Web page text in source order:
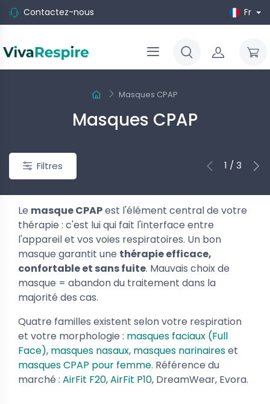
Contactez-nous Fr
Masques CPAP
Masques CPAP
Filtres 1 / 3
Le masque CPAPest l'élément central de votre
thérapie : c'est lui qui fait l'interface entre
l'appareil et vos voies respiratoires. Un bon
masque garantit une thérapie efficace,
confortable et sans fuite. Mauvais choix de
masque = abandon du traitement dans la
majorité des cas.
Quatre familles existent selon votre respiration
et votre morphologie : masques faciaux (Full
Face), masques nasaux, masques narinaireset
masques CPAP pour femme. Référence du
marché : AirFit F20,AirFit P10, DreamWear, Evora.